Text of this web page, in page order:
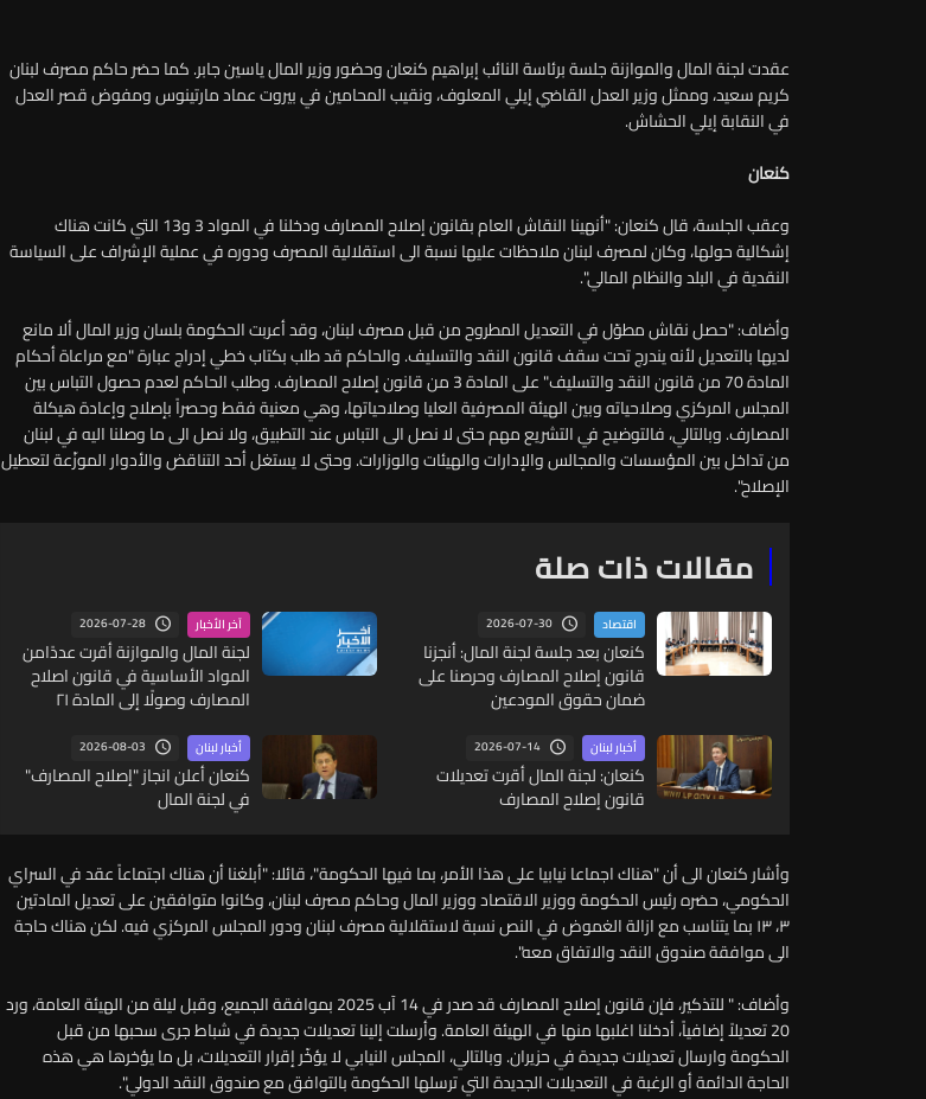
عقدت لجنة المال والموازنة جلسة برئاسة النائب إبراهيم كنعان وحضور وزير المال ياسين جابر. كما حضر حاكم مصرف لبنان
كريم سعيد، وممثل وزير العدل القاضي إيلي المعلوف، ونقيب المحامين في بيروت عماد مارتينوس ومفوض قصر العدل
في النقابة إيلي الحشاش.
كنعان
وعقب الجلسة، قال كنعان: "أنهينا النقاش العام بقانون إصلاح المصارف ودخلنا في المواد 3 و13 التي كانت هناك
إشكالية حولها، وكان لمصرف لبنان ملاحظات عليها نسبة الى استقلالية المصرف ودوره في عملية الإشراف على السياسة
النقدية في البلد والنظام المالي".
وأضاف: "حصل نقاش مطوّل في التعديل المطروح من قبل مصرف لبنان، وقد أعربت الحكومة بلسان وزير المال ألا مانع
لديها بالتعديل لأنه يندرج تحت سقف قانون النقد والتسليف. والحاكم قد طلب بكتاب خطي إدراج عبارة "مع مراعاة أحكام
المادة 70 من قانون النقد والتسليف" على المادة 3 من قانون إصلاح المصارف. وطلب الحاكم لعدم حصول التباس بين
المجلس المركزي وصلاحياته وبين الهيئة المصرفية العليا وصلاحياتها، وهي معنية فقط وحصراً بإصلاح وإعادة هيكلة
المصارف. وبالتالي، فالتوضيح في التشريع مهم حتى لا نصل الى التباس عند التطبيق، ولا نصل الى ما وصلنا اليه في لبنان
من تداخل بين المؤسسات والمجالس والإدارات والهيئات والوزارات. وحتى لا يستغل أحد التناقض والأدوار الموزّعة لتعطيل
الإصلاح".
مقالات ذات صلة
اقتصاد 2026-07-30
كنعان بعد جلسة لجنة المال: أنجزنا
قانون إصلاح المصارف وحرصنا على
ضمان حقوق المودعين
آخر الأخبار 2026-07-28
لجنة المال والموازنة أقرت عددًامن
المواد الأساسية في قانون اصلاح
المصارف وصولًا إلى المادة ٢١
أخبار لبنان 2026-07-14
كنعان: لجنة المال أقرت تعديلات
قانون إصلاح المصارف
أخبار لبنان 2026-08-03
كنعان أعلن انجاز "إصلاح المصارف"
في لجنة المال
وأشار كنعان الى أن "هناك اجماعا نيابيا على هذا الأمر، بما فيها الحكومة"، قائلا: "أبلغنا أن هناك اجتماعاً عقد في السراي
الحكومي، حضره رئيس الحكومة ووزير الاقتصاد ووزير المال وحاكم مصرف لبنان، وكانوا متوافقين على تعديل المادتين
٣، ١٣ بما يتناسب مع ازالة الغموض في النص نسبة لاستقلالية مصرف لبنان ودور المجلس المركزي فيه. لكن هناك حاجة
الى موافقة صندوق النقد والاتفاق معه".
وأضاف: " للتذكير، فإن قانون إصلاح المصارف قد صدر في 14 آب 2025 بموافقة الجميع، وقبل ليلة من الهيئة العامة، ورد
20 تعديلاً إضافياً، أدخلنا اغلبها منها في الهيئة العامة. وأرسلت إلينا تعديلات جديدة في شباط جرى سحبها من قبل
الحكومة وارسال تعديلات جديدة في حزيران. وبالتالي، المجلس النيابي لا يؤخّر إقرار التعديلات، بل ما يؤخرها هي هذه
الحاجة الدائمة أو الرغبة في التعديلات الجديدة التي ترسلها الحكومة بالتوافق مع صندوق النقد الدولي".